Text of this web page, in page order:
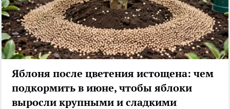
Яблоня после цветения истощена: чем
подкормить в июне, чтобы яблоки
выросли крупными и сладкими